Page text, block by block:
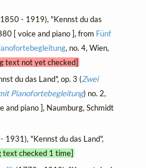
- 1919), "Kennst du das
[ voice and piano ], from Fünf
, no. 4, Wien,
text not yet checked]
du das Land", op. 3 (Zwei
Pianofortebegleitung) no. 2,
and piano ], Naumburg, Schmidt
1931), "Kennst du das Land",
text checked 1 time]